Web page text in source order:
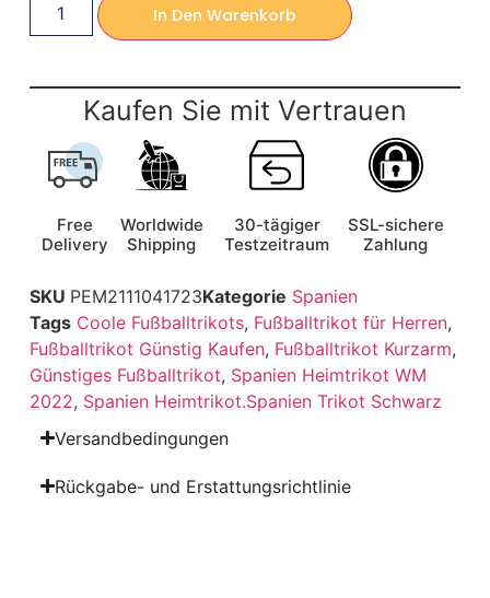
In Den Warenkorb
Kaufen Sie mit Vertrauen
Free
Delivery
Worldwide
Shipping
30-tägiger
Testzeitraum
SSL-sichere
Zahlung
SKU PEM2111041723Kategorie Spanien
Tags Coole Fußballtrikots, Fußballtrikot für Herren,
Fußballtrikot Günstig Kaufen, Fußballtrikot Kurzarm,
Günstiges Fußballtrikot, Spanien Heimtrikot WM
2022, Spanien Heimtrikot.Spanien Trikot Schwarz
Versandbedingungen
Rückgabe- und Erstattungsrichtlinie